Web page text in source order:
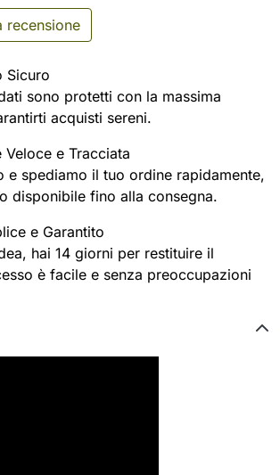
recensione
Sicuro
sono protetti con la massima
acquisti sereni.
Veloce e Tracciata
e spediamo il tuo ordine rapidamente,
disponibile fino alla consegna.
e Garantito
hai 14 giorni per restituire il
è facile e senza preoccupazioni